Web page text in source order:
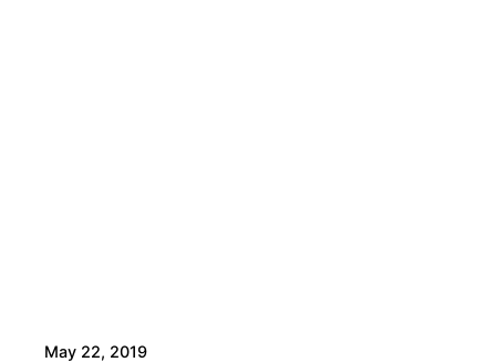
May 22, 2019